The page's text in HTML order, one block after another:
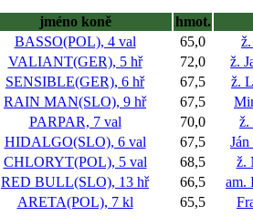
jméno koně
hmot.
BASSO(POL), 4 val 65,0
VALIANT(GER), 5 hř 72,0
ž.
SENSIBLE(GER), 6 hř 67,5
ž.
RAIN MAN(SLO), 9 hř 67,5
PARPAR, 7 val 70,0
ž.
HIDALGO(SLO), 6 val 67,5
CHLORYT(POL), 5 val 68,5
ž.
RED BULL(SLO), 13 hř 66,5
am.
ARETA(POL), 7 kl 65,5